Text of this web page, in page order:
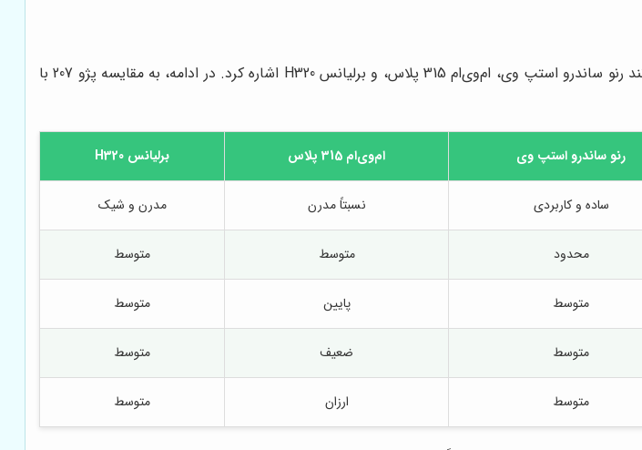
پژو 207 در بازار خودروی ایران رقبای متعددی دارد که از جمله آن‌ها می‌توان به خودروهایی مانند رنو ساندرو استپ وی، ام‌وی‌ام 315 پلاس، و برلیانس H320 اشاره کرد. در ادامه، به مقایسه پژو 207 با
رنو ساندرو استپ وی ام‌وی‌ام 315 پلاس برلیانس H320
ساده و کاربردی نسبتاً مدرن مدرن و شیک
محدود متوسط متوسط
متوسط پایین متوسط
متوسط ضعیف متوسط
متوسط ارزان متوسط